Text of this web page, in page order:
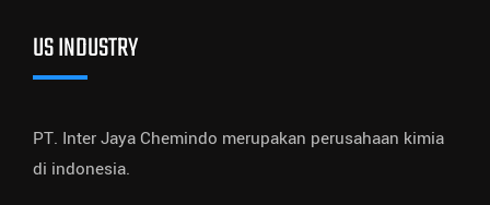
US INDUSTRY
PT. Inter Jaya Chemindo merupakan perusahaan kimia
di indonesia.